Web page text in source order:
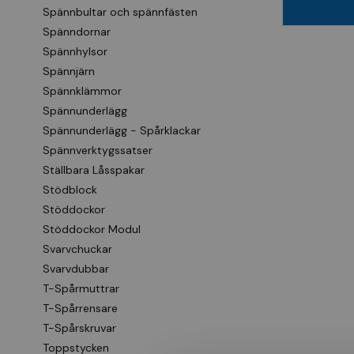
Spännbultar och spännfästen
Spänndornar
Spännhylsor
Spännjärn
Spännklämmor
Spännunderlägg
Spännunderlägg - Spårklackar
Spännverktygssatser
Ställbara Låsspakar
Stödblock
Stöddockor
Stöddockor Modul
Svarvchuckar
Svarvdubbar
T-Spårmuttrar
T-Spårrensare
T-Spårskruvar
Toppstycken